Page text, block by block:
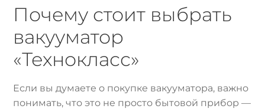
Почему стоит выбрать
вакууматор
«Технокласс»
Если вы думаете о покупке вакууматора, важно
понимать, что это не просто бытовой прибор —